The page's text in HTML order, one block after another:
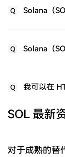
Q Solana（
Q Solana（
Q 我可以在
SOL 最新